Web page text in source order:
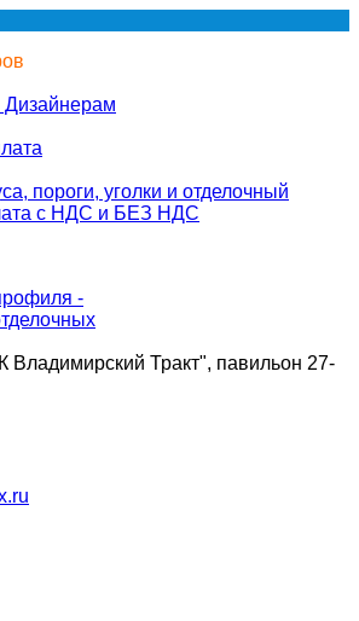
Дизайнерам
пороги, уголки и отделочный
с НДС и БЕЗ НДС
Владимирский Тракт", павильон 27-